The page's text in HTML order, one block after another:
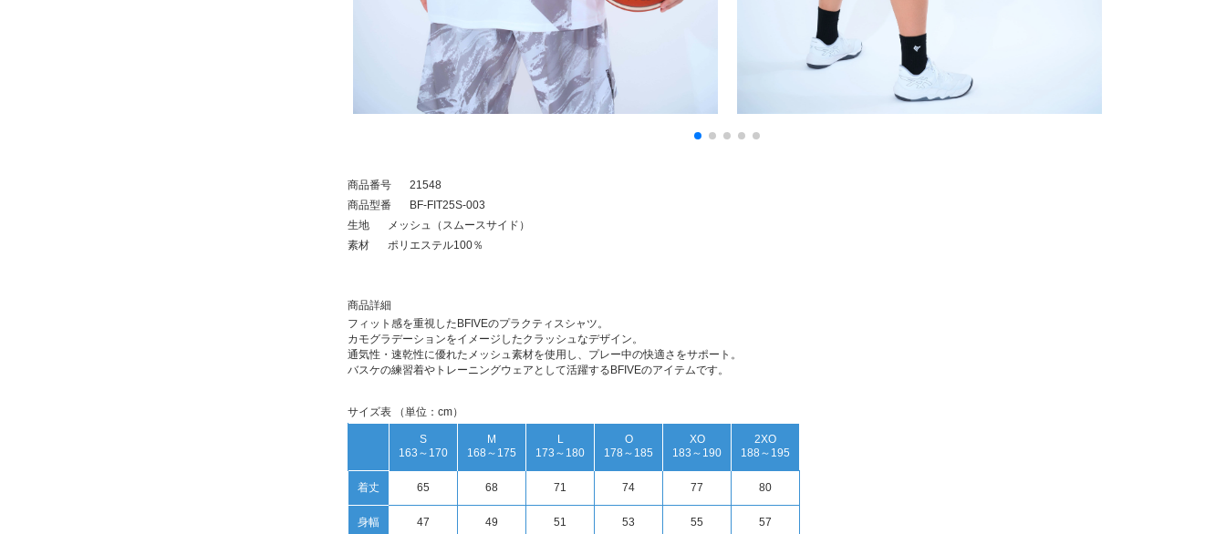
商品番号
21548
商品型番
BF-FIT25S-003
生地
メッシュ（スムースサイド）
素材
ポリエステル100％
商品詳細
フィット感を重視したBFIVEのプラクティスシャツ。
カモグラデーションをイメージしたクラッシュなデザイン。
通気性・速乾性に優れたメッシュ素材を使用し、プレー中の快適さをサポート。
バスケの練習着やトレーニングウェアとして活躍するBFIVEのアイテムです。
サイズ表 （単位：cm）
S
163～170
M
168～175
L
173～180
O
178～185
XO
183～190
2XO
188～195
着丈 65 68 71 74 77 80
身幅 47 49 51 53 55 57